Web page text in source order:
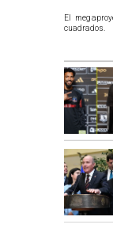
El
cuadrados.